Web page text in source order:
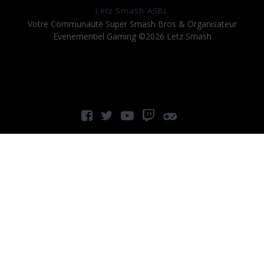
Lëtz Smash ASBL
Votre Communauté Super Smash Bros & Organisateur
Evenementiel Gaming ©2026 Letz Smash